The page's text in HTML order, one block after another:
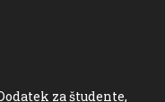
za študente,